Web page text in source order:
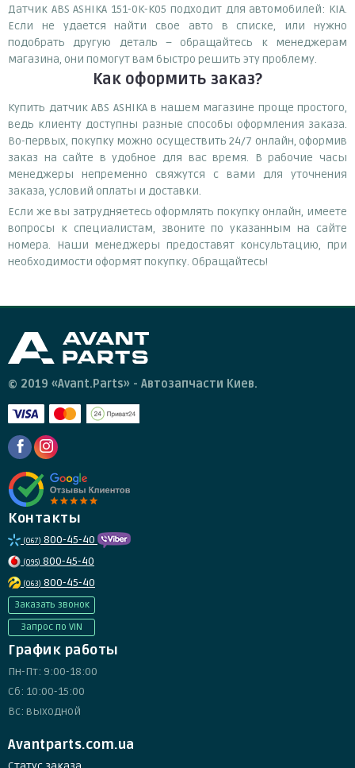
Датчик ABS ASHIKA 151-0K-K05 подходит для автомобилей: KIA.
Если не удается найти свое авто в списке, или нужно
подобрать другую деталь – обращайтесь к менеджерам
магазина, они помогут вам быстро решить эту проблему.
Как оформить заказ?
Купить датчик ABS ASHIKA в нашем магазине проще простого,
ведь клиенту доступны разные способы оформления заказа.
Во-первых, покупку можно осуществить 24/7 онлайн, оформив
заказ на сайте в удобное для вас время. В рабочие часы
менеджеры непременно свяжутся с вами для уточнения
заказа, условий оплаты и доставки.
Если же вы затрудняетесь оформлять покупку онлайн, имеете
вопросы к специалистам, звоните по указанным на сайте
номера. Наши менеджеры предоставят консультацию, при
необходимости оформят покупку. Обращайтесь!
© 2019 «Avant.Parts» - Автозапчасти Киев.
Контакты
(067) 800-45-40
(095) 800-45-40
(063) 800-45-40
Заказать звонок
Запрос по VIN
График работы
Пн-Пт: 9:00-18:00
Сб: 10:00-15:00
Вс: выходной
Avantparts.com.ua